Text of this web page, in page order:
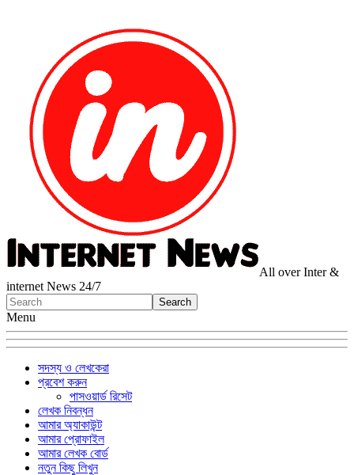
All over Inter &
internet News 24/7
Menu
সদস্য ও লেখকেরা
প্রবেশ করুন
পাসওয়ার্ড রিসেট
লেখক নিবন্ধন
আমার অ্যাকাউন্ট
আমার প্রোফাইল
আমার লেখক বোর্ড
নতুন কিছু লিখুন